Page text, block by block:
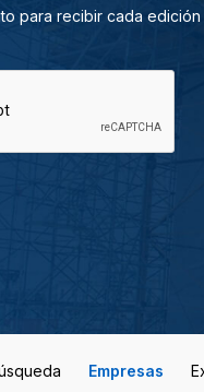
para recibir cada
Empresas